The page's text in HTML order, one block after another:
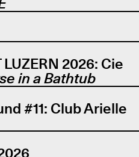
LUZERN 2026: Cie
in a Bathtub
#11: Club Arielle